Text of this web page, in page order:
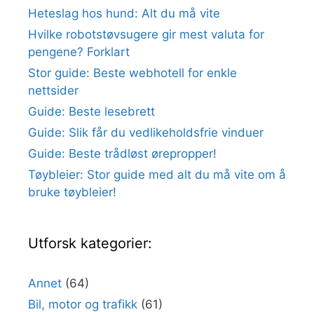
Heteslag hos hund: Alt du må vite
Hvilke robotstøvsugere gir mest valuta for
pengene? Forklart
Stor guide: Beste webhotell for enkle
nettsider
Guide: Beste lesebrett
Guide: Slik får du vedlikeholdsfrie vinduer
Guide: Beste trådløst ørepropper!
Tøybleier: Stor guide med alt du må vite om å
bruke tøybleier!
Utforsk kategorier:
Annet (64)
Bil, motor og trafikk (61)